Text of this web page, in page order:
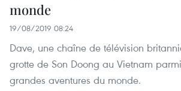
monde
19/08/2019 08:24
Dave, une chaîne de télévision
grotte de Son Doong au Vietnam
grandes aventures du monde.